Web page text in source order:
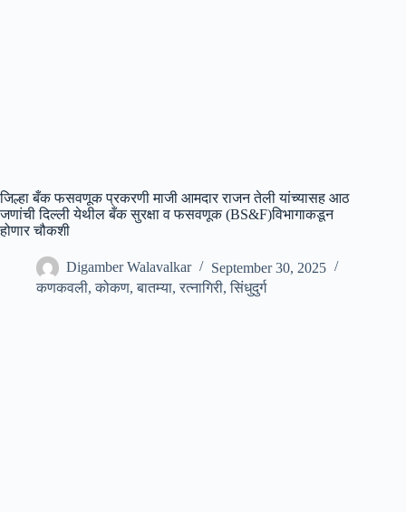
जिल्हा बँक फसवणूक प्रकरणी माजी आमदार राजन तेली यांच्यासह आठ
जणांची दिल्ली येथील बँक सुरक्षा व फसवणूक (BS&F)विभागाकडून
होणार चौकशी
Digamber Walavalkar
September 30, 2025
कणकवली,कोकण,बातम्या,रत्नागिरी,सिंधुदुर्ग